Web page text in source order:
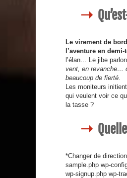
Le virement de
l’aventure en
l’élan… Le jibe
vent, en revanche…
beaucoup de fierté.
Les moniteurs
qui veulent voir ce
la tasse ?
*Changer de
sample.php wp-
wp-signup.php wp-